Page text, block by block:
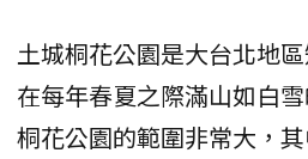
土城桐花公園是大台北地
在每年春夏之際滿山如白
桐花公園的範圍非常大，